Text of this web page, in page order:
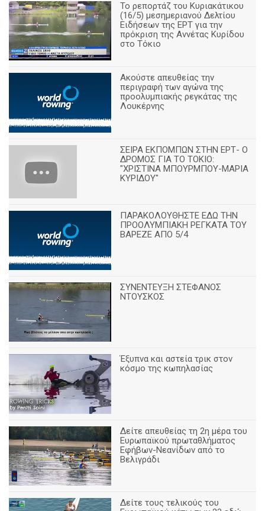
Το ρεπορτάζ του Κυριακάτικου
(16/5) μεσημεριανού Δελτίου
Ειδήσεων της ΕΡΤ για την
πρόκριση της Αννέτας Κυρίδου
στο Τόκιο
Ακούστε απευθείας την
περιγραφή των αγώνα της
προολυμπιακής ρεγκάτας της
Λουκέρνης
ΣΕΙΡΑ ΕΚΠΟΜΠΩΝ ΣΤΗΝ ΕΡΤ- Ο
ΔΡΟΜΟΣ ΓΙΑ ΤΟ ΤΟΚΙΟ:
"ΧΡΙΣΤΙΝΑ ΜΠΟΥΡΜΠΟΥ-ΜΑΡΙΑ
ΚΥΡΙΔΟΥ"
ΠΑΡΑΚΟΛΟΥΘΗΣΤΕ ΕΔΩ ΤΗΝ
ΠΡΟΟΛΥΜΠΙΑΚΗ ΡΕΓΚΑΤΑ ΤΟΥ
ΒΑΡΕΖΕ ΑΠΟ 5/4
ΣΥΝΕΝΤΕΥΞΗ ΣΤΕΦΑΝΟΣ
ΝΤΟΥΣΚΟΣ
Έξυπνα και αστεία τρικ στον
κόσμο της κωπηλασίας
Δείτε απευθείας τη 2η μέρα του
Ευρωπαϊκού πρωταθλήματος
Εφήβων-Νεανίδων από το
Βελιγράδι
Δείτε τους τελικούς του